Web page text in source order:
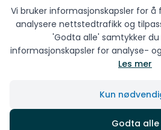
Hamar
Siden driftes av
Vi bruker informasjonskapsler for å
analysere nettstedtrafikk og
'Godta alle' samtykker
informasjonskapsler for analyse-
Les mer
Kun
Godta alle